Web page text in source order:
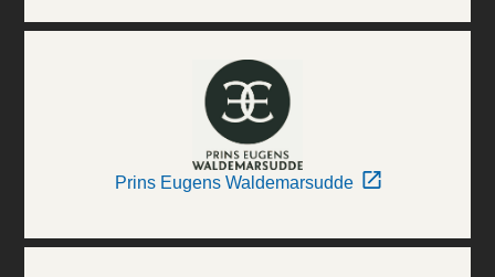
Prins Eugens Waldemarsudde